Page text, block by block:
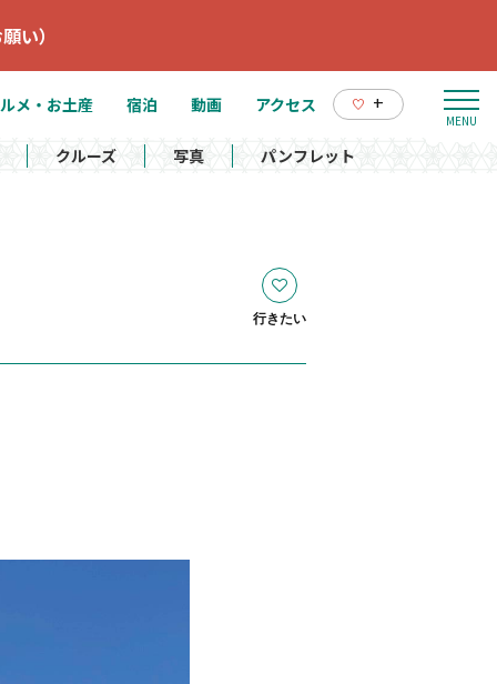
い）
メ・お土産 宿泊 動画 アクセス +
クルーズ 写真 パンフレット
行きたい